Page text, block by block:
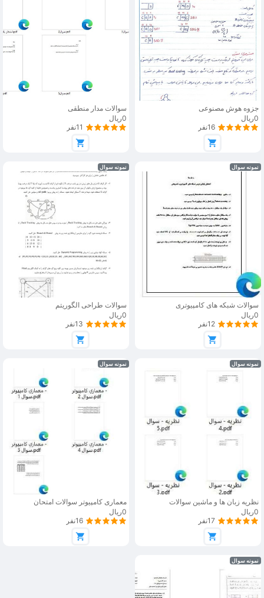
جزوه هوش مصنوعی
0ریال
16نفر
سوالات مدار منطقی
0ریال
11نفر
نمونه سوال
سوالات شبکه های کامپیوتری
0ریال
12نفر
نمونه سوال
سوالات طراحی الگوریتم
0ریال
13نفر
نمونه سوال
نظریه زبان ها و ماشین سوالات
0ریال
17نفر
نمونه سوال
معماری کامپیوتر سوالات امتحان
0ریال
16نفر
نمونه سوال